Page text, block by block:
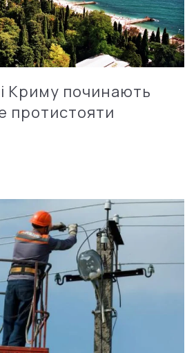
Криму починають
протистояти